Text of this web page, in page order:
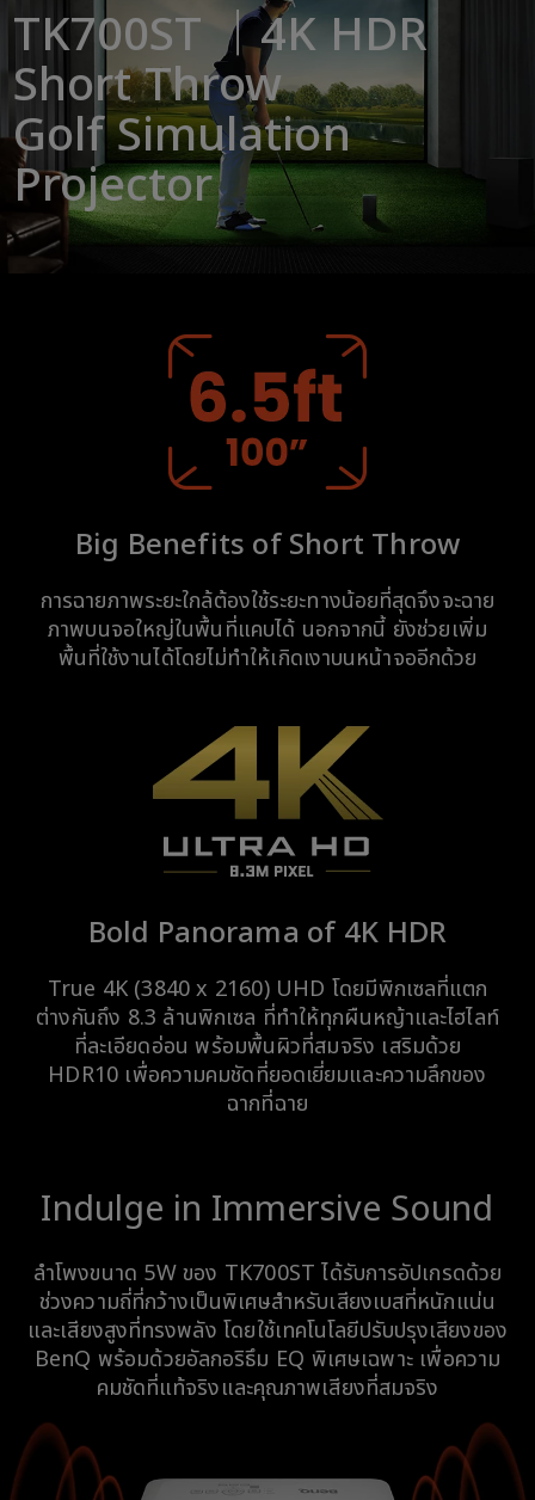
TK700ST ｜4K HDR
Short Throw
Golf Simulation
Projector
Bold Panorama of 4K HDR
True 4K (3840 x 2160) UHD โดยมีพิกเซลที่แตก
ต่างกันถึง 8.3 ล้านพิกเซล ที่ทำให้ทุกผืนหญ้าและไฮไลท์
ที่ละเอียดอ่อน พร้อมพื้นผิวที่สมจริง เสริมด้วย
HDR10 เพื่อความคมชัดที่ยอดเยี่ยมและความลึกของ
ฉากที่ฉาย
Big Benefits of Short Throw
การฉายภาพระยะใกล้ต้องใช้ระยะทางน้อยที่สุดจึงจะฉาย
ภาพบนจอใหญ่ในพื้นที่แคบได้ นอกจากนี้ ยังช่วยเพิ่ม
พื้นที่ใช้งานได้โดยไม่ทำให้เกิดเงาบนหน้าจออีกด้วย
Indulge in Immersive Sound
ลำโพงขนาด 5W ของ TK700ST ได้รับการอัปเกรดด้วย
ช่วงความถี่ที่กว้างเป็นพิเศษสำหรับเสียงเบสที่หนักแน่น
และเสียงสูงที่ทรงพลัง โดยใช้เทคโนโลยีปรับปรุงเสียงของ
BenQ พร้อมด้วยอัลกอริธึม EQ พิเศษเฉพาะ เพื่อความ
คมชัดที่แท้จริงและคุณภาพเสียงที่สมจริง